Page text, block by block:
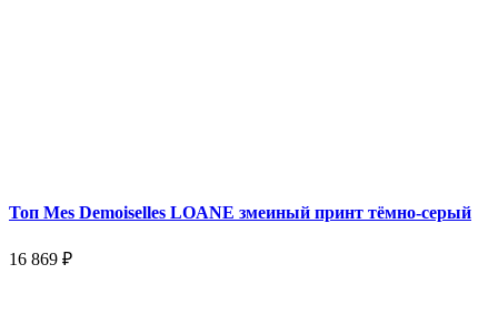
Топ Mes Demoiselles LOANE змеиный принт тёмно-серый
16 869 ₽